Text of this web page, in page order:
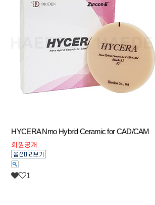
HYCERA Nrno Hybrid Ceramic for CAD/CAM
회원공개
1